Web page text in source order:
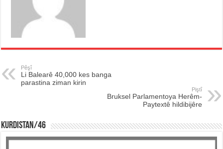
Pêşî
Li Balearê 40,000 kes banga
parastina ziman kirin
Piştî
Bruksel Parlamentoya Herêm-
Paytextê hildibijêre
KURDISTAN/46